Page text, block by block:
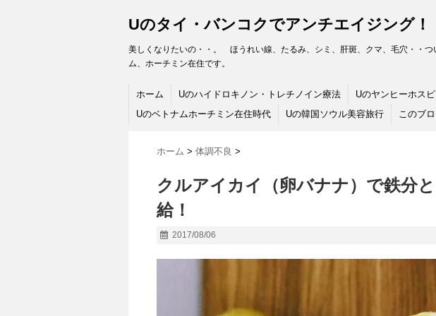
Uのタイ・バンコクでアンチエイジング！
美しくなりたいの・・。 ほうれい線、たるみ、シミ、肝斑、クマ、毛穴・・
ム、ホーチミン在住です。
ホーム Uのハイドロキノン・トレチノイン療法 Uのヤンヒーホス
Uのベトナムホーチミン在住時代
Uの韓国ソウル美容旅行 このブ
ホーム > 体調不良 >
クルアイカイ（卵バナナ）で鉄分
給！
2017/08/06